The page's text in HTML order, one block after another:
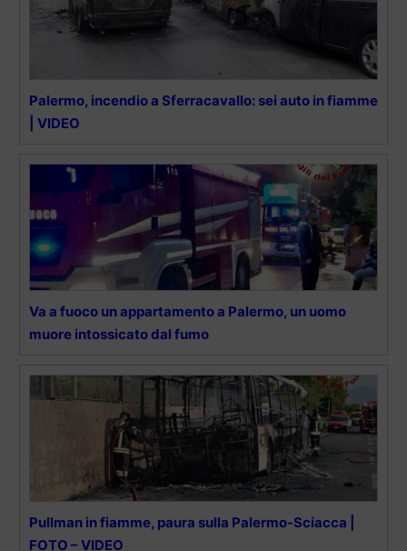
Palermo, incendio a Sferracavallo: sei auto in fiamme
| VIDEO
Va a fuoco un appartamento a Palermo, un uomo
muore intossicato dal fumo
Pullman in fiamme, paura sulla Palermo-Sciacca |
FOTO – VIDEO